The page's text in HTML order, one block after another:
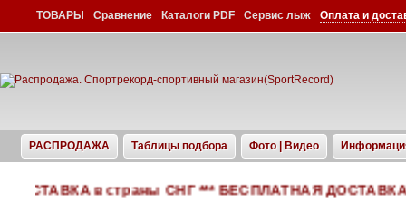
ТОВАРЫ Сравнение Каталоги PDF Сервис лыж Оплата и
РАСПРОДАЖА Таблицы подбора Фото | Видео
в страны СНГ *** БЕСПЛАТНАЯ ДОСТАВКА